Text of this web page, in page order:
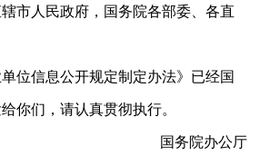
市人民政府，国务院各部委、各直
信息公开规定制定办法》已经国
你们，请认真贯彻执行。
国务院办公厅